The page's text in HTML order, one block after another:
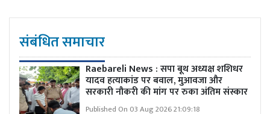
संबंधित समाचार
Raebareli News : सपा बूथ अध्यक्ष शशिधर
यादव हत्याकांड पर बवाल, मुआवजा और
सरकारी नौकरी की मांग पर रुका अंतिम संस्कार
Published On 03 Aug 2026 21:09:18